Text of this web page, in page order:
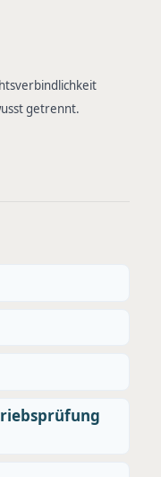
getrennt.